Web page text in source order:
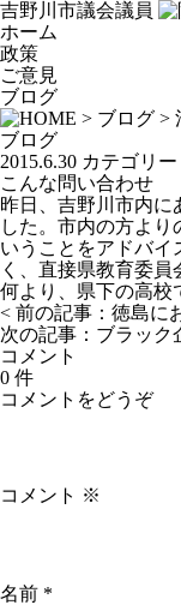
吉野川市議会議員
ホーム
政策
ご意見
ブログ
> ブログ >
ブログ
2015.6.30 カテゴリー
こんな問い合わせ
昨日、吉野川市内に
した。市内の方よ
いうことをアドバイ
く、直接県教育委
何より、県下の高校
< 前の記事： 徳島に
次の記事： ブラック
コメント
0 件
コメントをどうぞ
コメント ※
名前 *